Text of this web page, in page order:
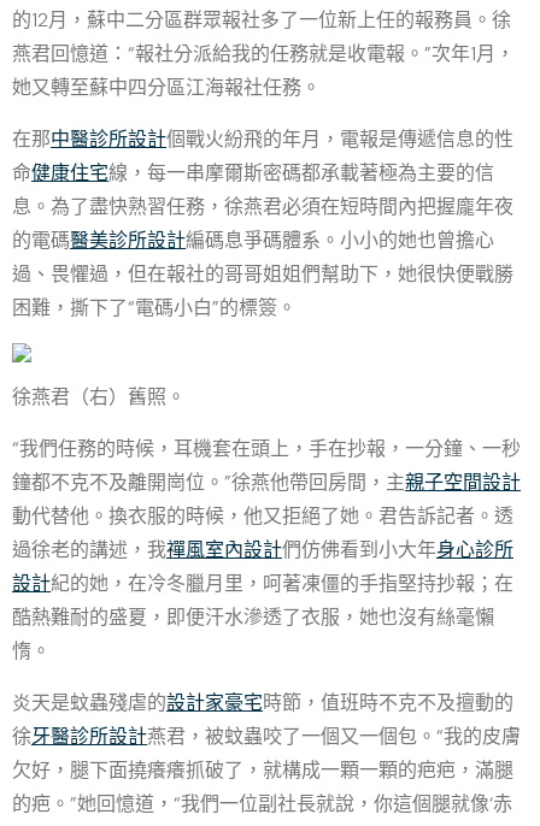
的12月，蘇中二分區群眾報社多了一位新上任的報務員。徐
燕君回憶道：“報社分派給我的任務就是收電報。”次年1月，
她又轉至蘇中四分區江海報社任務。
在那中醫診所設計個戰火紛飛的年月，電報是傳遞信息的性
命健康住宅線，每一串摩爾斯密碼都承載著極為主要的信
息。為了盡快熟習任務，徐燕君必須在短時間內把握龐年夜
的電碼醫美診所設計編碼息爭碼體系。小小的她也曾擔心
過、畏懼過，但在報社的哥哥姐姐們幫助下，她很快便戰勝
困難，撕下了“電碼小白”的標簽。
徐燕君（右）舊照。
“我們任務的時候，耳機套在頭上，手在抄報，一分鐘、一秒
鐘都不克不及離開崗位。”徐燕他帶回房間，主親子空間設計
動代替他。換衣服的時候，他又拒絕了她。君告訴記者。透
過徐老的講述，我禪風室內設計們仿佛看到小大年身心診所
設計紀的她，在冷冬臘月里，呵著凍僵的手指堅持抄報；在
酷熱難耐的盛夏，即便汗水滲透了衣服，她也沒有絲毫懶
惰。
炎天是蚊蟲殘虐的設計家豪宅時節，值班時不克不及擅動的
徐牙醫診所設計燕君，被蚊蟲咬了一個又一個包。“我的皮膚
欠好，腿下面撓癢癢抓破了，就構成一顆一顆的疤疤，滿腿
的疤。”她回憶道，“我們一位副社長就說，你這個腿就像‘赤